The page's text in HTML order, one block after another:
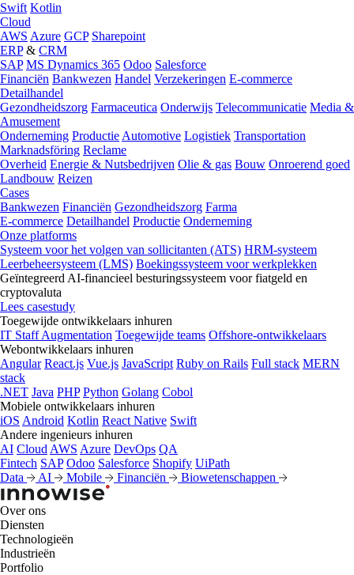
Swift Kotlin
Cloud
AWS Azure GCP Sharepoint
ERP& CRM
SAP MS Dynamics 365 Odoo Salesforce
Financiën Bankwezen Handel Verzekeringen E-commerce
Detailhandel
Gezondheidszorg Farmaceutica Onderwijs Telecommunicatie Media &
Amusement
Onderneming Productie Automotive Logistiek Transportation
Marknadsföring Reclame
Overheid Energie & Nutsbedrijven Olie & gas Bouw Onroerend goed
Landbouw Reizen
Cases
Bankwezen Financiën Gezondheidszorg Farma
E-commerce Detailhandel Productie Onderneming
Onze platforms
Systeem voor het volgen van sollicitanten (ATS) HRM-systeem
Leerbeheersysteem (LMS) Boekingssysteem voor werkplekken
Geïntegreerd AI-financieel besturingssysteem voor fiatgeld en
cryptovaluta
Lees casestudy
Toegewijde ontwikkelaars inhuren
IT Staff Augmentation Toegewijde teams Offshore-ontwikkelaars
Webontwikkelaars inhuren
Angular React.js Vue.js JavaScript Ruby on Rails Full stack MERN
stack
.NET Java PHP Python Golang Cobol
Mobiele ontwikkelaars inhuren
iOS Android Kotlin React Native Swift
Andere ingenieurs inhuren
AI Cloud AWS Azure DevOps QA
Fintech SAP Odoo Salesforce Shopify UiPath
Data
AI Mobile Financiën Biowetenschappen
Over ons
Diensten
Technologieën
Industrieën
Portfolio